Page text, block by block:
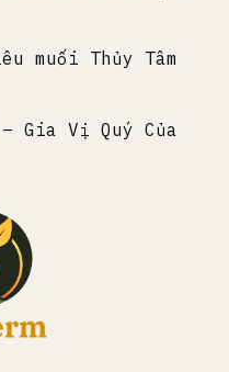
muối Thủy Tâm
Gia Vị Quý Của